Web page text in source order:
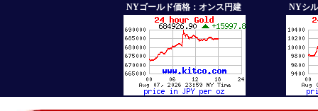
NYゴールド価格：オンス円建 NYシ